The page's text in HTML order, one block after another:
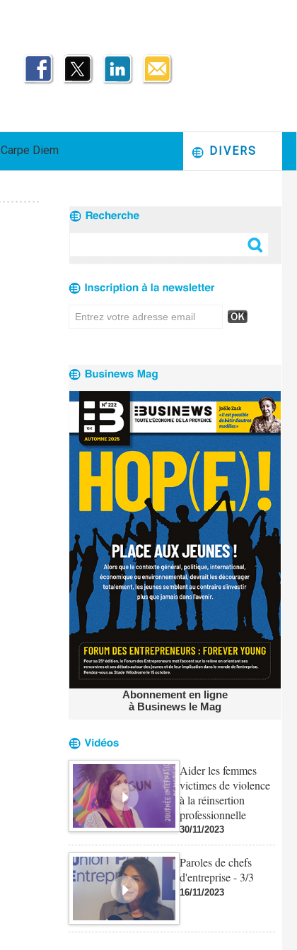
Carpe Diem DIVERS
Abonnement en ligne
à Businews le Mag
Aider les femmes
victimes de violence
à la réinsertion
professionnelle
30/11/2023
Paroles de chefs
d'entreprise - 3/3
16/11/2023